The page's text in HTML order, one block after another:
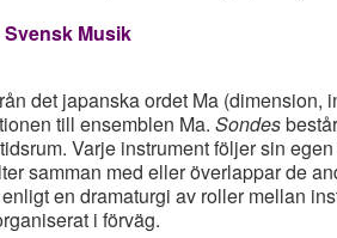
Svensk Musik
det japanska ordet Ma
till ensemblen Ma. Sondes
Varje instrument följer sin
samman med eller överlappar de
enligt en dramaturgi av roller mellan
i förväg.